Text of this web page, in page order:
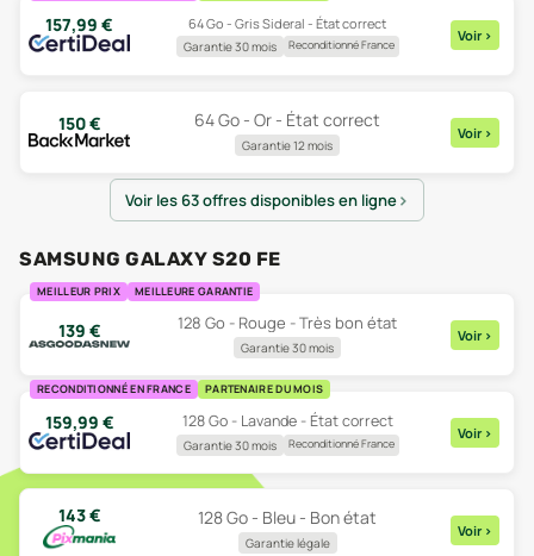
157,99 € 64 Go - Gris Sideral - État correct
Garantie 30 mois Reconditionné France
Voir >
150€ 64 Go - Or - État correct
Garantie 12 mois
Voir >
Voir les 63 offres disponibles en ligne
SAMSUNG GALAXY S20 FE
MEILLEUR PRIX MEILLEURE GARANTIE
139 € 128 Go - Rouge - Très bon état
Garantie 30 mois
Voir >
RECONDITIONNÉ EN FRANCE PARTENAIRE DU MOIS
159,99 € 128 Go - Lavande - État correct
Garantie 30 mois Reconditionné France
Voir >
143€ 128 Go - Bleu - Bon état
Garantie légale
Voir >